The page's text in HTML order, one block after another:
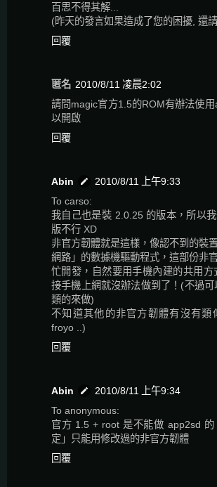
百思不得其解...
(昨天的發言如果造成了您的困擾, 還
回覆
匿名 2010/8/11 凌晨2:02
請問magic官方1.5的ROM有辦法使
以開啟
回覆
Abin
2010/8/11 上午9:33
To carso:
我自己也是裝 2.0.25 的版本，所以
版不行 XD
非官方韌體就是這樣，像認不到的裝
網路」的數據機驅動程式，這部份非
忙開發，自然要用手機內建的共用方
接手機上網就沒辦法做到了！(不過可
類的來做)
不知道其他的非官方韌體有沒有類
froyo ..)
回覆
Abin
2010/8/11 上午9:34
To anonymous:
官方 1.5 + root 是不能做 app2sd
定」只能用修改過的非官方韌體
回覆